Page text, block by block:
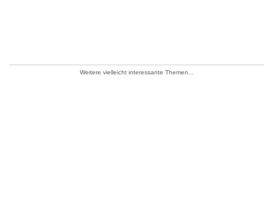
Weitere vielleicht interessante Themen...